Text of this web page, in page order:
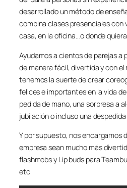
desarrollado un método de
combina clases presenciales con
casa, en la oficina…o donde
Ayudamos a cientos de parejas a
de manera fácil, divertida y con
tenemos la suerte de crear
felices e importantes en la vida
pedida de mano, una sorpresa a
jubilación o incluso una despedida
Y por supuesto, nos encargamos
empresa sean mucho más
flashmobs y Lip buds para
etc